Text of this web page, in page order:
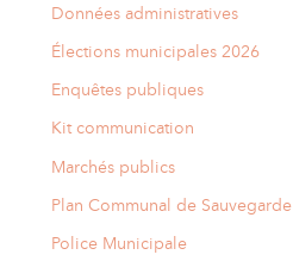
Données administratives
Élections municipales 2026
Enquêtes publiques
Kit communication
Marchés publics
Plan Communal de Sauvegarde
Police Municipale